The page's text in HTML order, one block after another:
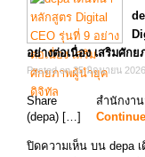
อย่างต่อเนื่อง เสริมศัก
Posted on 25 มิถุนายน 2026
Share สำนักงานส่ง
(depa) […]
ปิดความเห็น บน depa